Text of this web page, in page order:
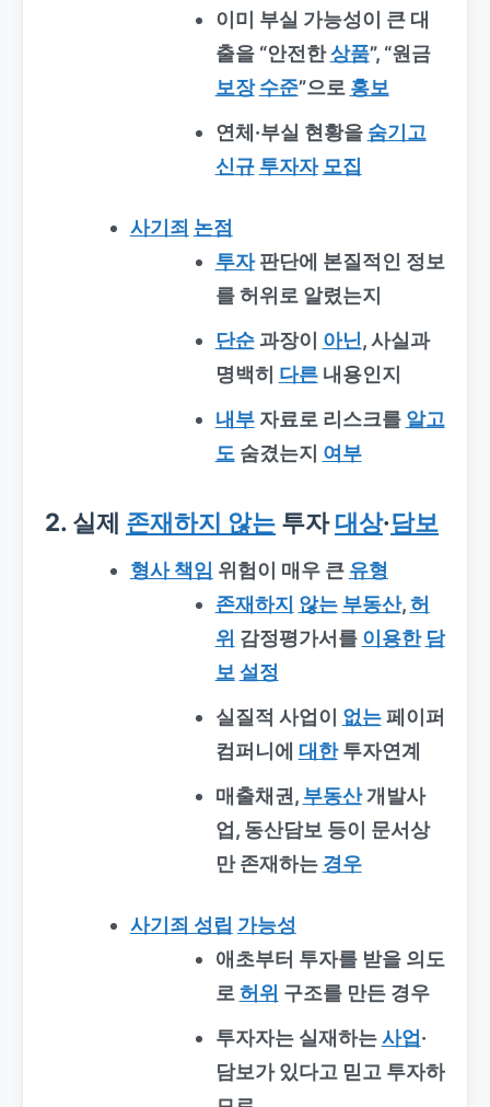
이미 부실 가능성이 큰 대
출을 “안전한상품”, “원금
보장 수준”으로 홍보
연체·부실 현황을 숨기고
신규 투자자 모집
사기죄 논점
투자판단에 본질적인 정보
를 허위로 알렸는지
단순과장이 아닌, 사실과
명백히 다른내용인지
내부자료로 리스크를 알고
도 숨겼는지 여부
2. 실제 존재하지 않는 투자대상·담보
형사 책임 위험이 매우 큰 유형
존재하지 않는 부동산,허
위 감정평가서를 이용한 담
보 설정
실질적 사업이 없는페이퍼
컴퍼니에 대한투자연계
매출채권, 부동산개발사
업, 동산담보 등이 문서상
만 존재하는 경우
사기죄 성립 가능성
애초부터 투자를 받을 의도
로 허위 구조를 만든 경우
투자자는 실재하는사업 ·
담보가 있다고 믿고 투자하